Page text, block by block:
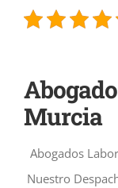
Murcia
Abogados
Nuestro